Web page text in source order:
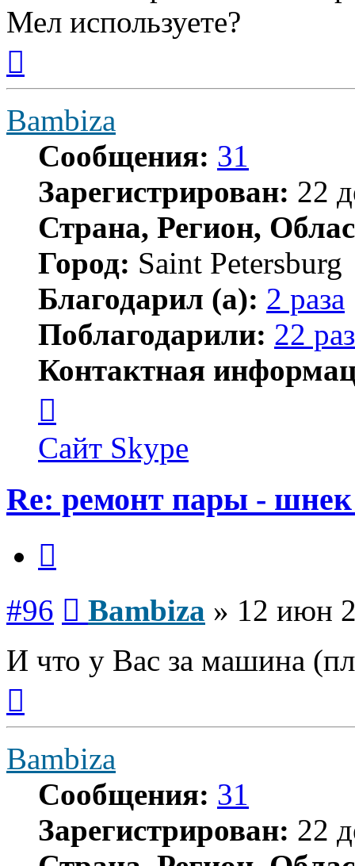
Мел используете?
началу
Bambiza
Сообщения: 31
Зарегистрирован: 22
Страна, Регион,
Город: Saint Petersburg
Благодарил (а): 2 раза
Поблагодарили: 22
Контактная
пользователя
Bambiza
Сайт Skype
Re: ремонт пары - шнек
#96 Bambiza » 12 июн
И что у Вас за машина
началу
Bambiza
Сообщения: 31
Зарегистрирован: 22